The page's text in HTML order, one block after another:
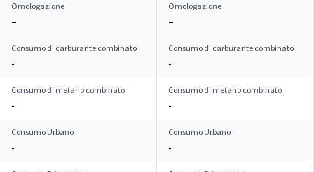
Omologazione
–
Omologazione
–
Consumo di carburante combinato
-
Consumo di carburante combinato
-
Consumo di metano combinato
-
Consumo di metano combinato
-
Consumo Urbano
-
Consumo Urbano
-